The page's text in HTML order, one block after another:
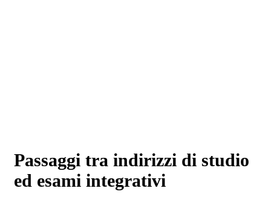
Passaggi tra indirizzi di studio
ed esami integrativi